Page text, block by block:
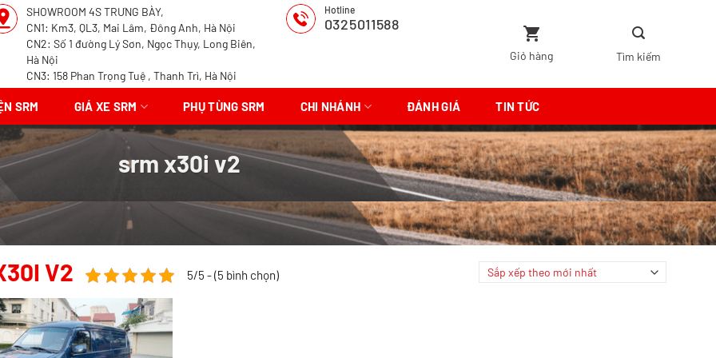
SHOWROOM 4S TRƯNG BÀY,
CN1: Km3, QL3, Mai Lâm, Đông Anh, Hà Nội
CN2: Số 1 đường Lý Sơn, Ngọc Thụy, Long Biên,
Hà Nội
CN3: 158 Phan Trọng Tuệ , Thanh Trì, Hà Nội
Hotline
0325011588
Giỏ hàng
SRM GIÁ XE SRM PHỤ TÙNG SRM CHI NHÁNH ĐÁNH GIÁ TIN TỨC
srm x30i v2
V2 5/5 - (5 bình chọn)